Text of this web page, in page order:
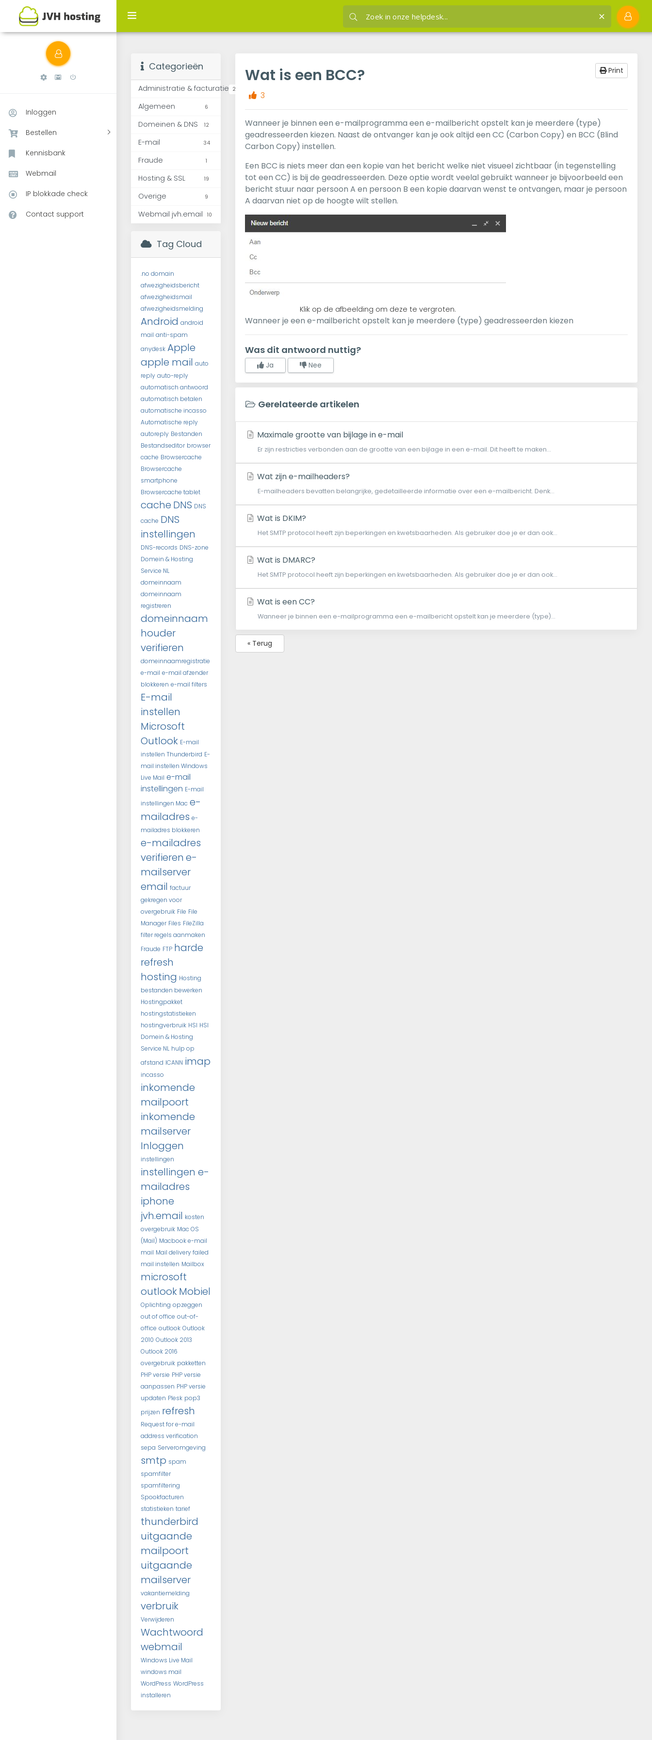
Inloggen
Bestellen
Kennisbank
Webmail
IP blokkade check
Contact support
Wat is een BCC? JVH hosting Wat is een BCC?
Categorieën
Administratie & facturatie 23
Algemeen 6
Domeinen & DNS 12
E-mail 34
Fraude 1
Hosting & SSL 19
Overige 9
Webmail jvh.email 10
Tag Cloud
.no domain
afwezigheidsbericht
afwezigheidsmail
afwezigheidsmelding
Android android
mail anti-spam
anydesk Apple
apple mail auto
reply auto-reply
automatisch antwoord
automatisch betalen
automatische incasso
Automatische reply
autoreply Bestanden
Bestandseditor browser
cache Browsercache
Browsercache
smartphone
Browsercache tablet
cache DNS DNS
cache DNS
instellingen
DNS-records DNS-zone
Domein & Hosting
Service NL
domeinnaam
domeinnaam
registreren
domeinnaam
houder
verifieren
domeinnaamregistratie
e-mail e-mail afzender
blokkeren e-mail filters
E-mail
instellen
Microsoft
Outlook E-mail
instellen Thunderbird E-
mail instellen Windows
Live Mail e-mail
instellingen E-mail
instellingen Mac e-
mailadres e-
mailadres blokkeren
e-mailadres
verifieren e-
mailserver
email factuur
gekregen voor
overgebruik File File
Manager Files FileZilla
filter regels aanmaken
Fraude FTP harde
refresh
hosting Hosting
bestanden bewerken
Hostingpakket
hostingstatistieken
hostingverbruik HSI HSI
Domein & Hosting
Service NL hulp op
afstand ICANN imap
incasso
inkomende
mailpoort
inkomende
mailserver
Inloggen
instellingen
instellingen e-
mailadres
iphone
jvh.email kosten
overgebruik Mac OS
(Mail) Macbook e-mail
mail Mail delivery failed
mail instellen Mailbox
microsoft
outlookMobiel
Oplichting opzeggen
out of office out-of-
office outlook Outlook
2010 Outlook 2013
Outlook 2016
overgebruik pakketten
PHP versie PHP versie
aanpassen PHP versie
updaten Plesk pop3
prijzen refresh
Request for e-mail
address verification
sepa Serveromgeving
smtp spam
spamfilter
spamfiltering
Spookfacturen
statistieken tarief
thunderbird
uitgaande
mailpoort
uitgaande
mailserver
vakantiemelding
verbruik
Verwijderen
Wachtwoord
webmail
Windows Live Mail
windows mail
WordPress WordPress
installeren
Wat is een BCC? Print
3
Wanneer je binnen een e-mailprogramma een e-mailbericht opstelt kan je meerdere (type)
geadresseerden kiezen. Naast de ontvanger kan je ook altijd een CC (Carbon Copy) en BCC (Blind
Carbon Copy) instellen.
Een BCC is niets meer dan een kopie van het bericht welke niet visueel zichtbaar (in tegenstelling
tot een CC) is bij de geadresseerden. Deze optie wordt veelal gebruikt wanneer je bijvoorbeeld een
bericht stuur naar persoon A en persoon B een kopie daarvan wenst te ontvangen, maar je persoon
A daarvan niet op de hoogte wilt stellen.
Klik op de afbeelding om deze te vergroten.
Wanneer je een e-mailbericht opstelt kan je meerdere (type) geadresseerden kiezen
Was dit antwoord nuttig?
Ja Nee
Gerelateerde artikelen
Maximale grootte van bijlage in e-mail
Er zijn restricties verbonden aan de grootte van een bijlage in een e-mail. Dit heeft te maken...
Wat zijn e-mailheaders?
E-mailheaders bevatten belangrijke, gedetailleerde informatie over een e-mailbericht. Denk...
Wat is DKIM?
Het SMTP protocol heeft zijn beperkingen en kwetsbaarheden. Als gebruiker doe je er dan ook...
Wat is DMARC?
Het SMTP protocol heeft zijn beperkingen en kwetsbaarheden. Als gebruiker doe je er dan ook...
Wat is een CC?
Wanneer je binnen een e-mailprogramma een e-mailbericht opstelt kan je meerdere (type)...
« Terug